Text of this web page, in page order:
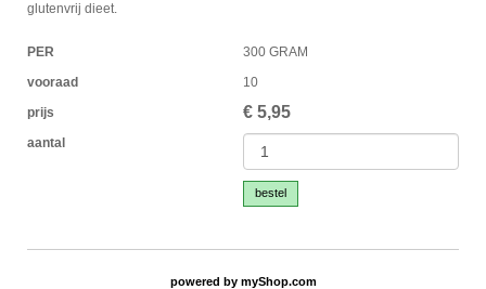
glutenvrij dieet.
PER
300 GRAM
vooraad
10
prijs
€ 5,95
aantal
bestel
powered by myShop.com